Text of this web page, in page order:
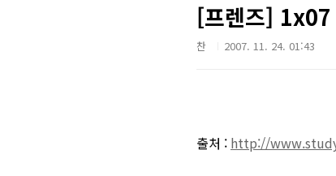
[프렌즈]
찬 2007. 11. 24. 01:43
출처 : http://